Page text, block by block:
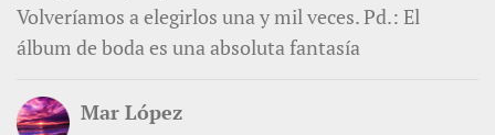
Volveríamos a elegirlos una y mil veces. Pd.: El
álbum de boda es una absoluta fantasía
Mar López